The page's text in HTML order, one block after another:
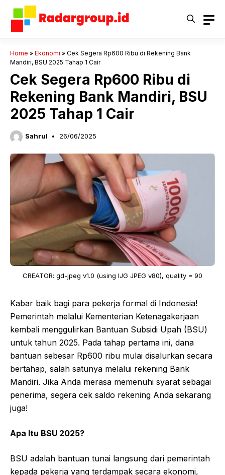
Langsung
Home » Ekonomi » Cek Segera Rp600 Ribu di Rekening Bank
Mandiri, BSU 2025 Tahap 1 Cair
Cek Segera Rp600 Ribu di
Rekening Bank Mandiri, BSU
2025 Tahap 1 Cair
Sahrul 26/06/2025
CREATOR: gd-jpeg v1.0 (using IJG JPEG v80), quality = 90
Kabar baik bagi para pekerja formal di Indonesia!
Pemerintah melalui Kementerian Ketenagakerjaan
kembali menggulirkan Bantuan Subsidi Upah (BSU)
untuk tahun 2025. Pada tahap pertama ini, dana
bantuan sebesar Rp600 ribu mulai disalurkan secara
bertahap, salah satunya melalui rekening Bank
Mandiri. Jika Anda merasa memenuhi syarat sebagai
penerima, segera cek saldo rekening Anda sekarang
juga!
Apa Itu BSU 2025?
BSU adalah bantuan tunai langsung dari pemerintah
kepada pekerja yang terdampak secara ekonomi,